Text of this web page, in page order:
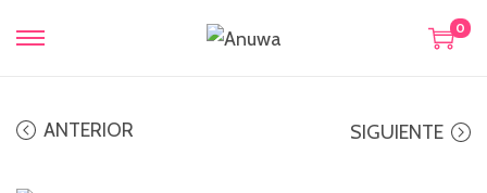
0
ANTERIOR SIGUIENTE